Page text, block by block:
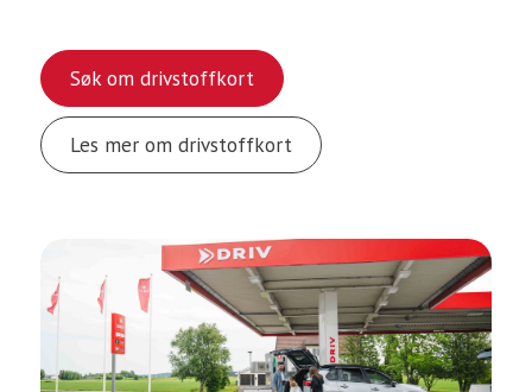
Søk om drivstoffkort
Les mer om drivstoffkort